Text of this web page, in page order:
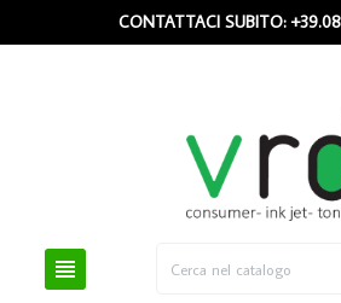
CONTATTACI SUBITO:
